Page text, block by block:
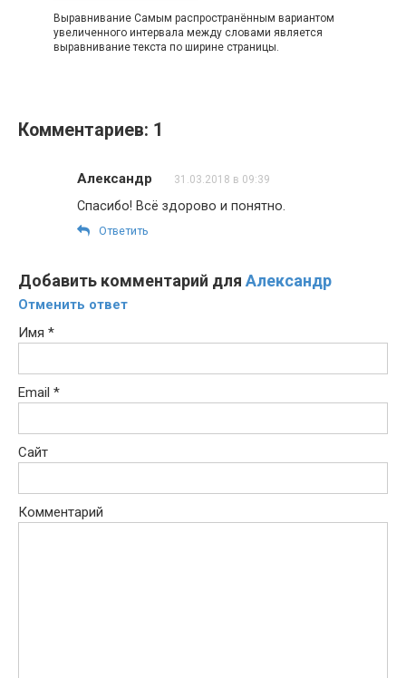
Выравнивание Самым распространённым вариантом
увеличенного интервала между словами является
выравнивание текста по ширине страницы.
Комментариев: 1
Александр 31.03.2018 в 09:39
Спасибо! Всё здорово и понятно.
Ответить
Добавить комментарий для Александр
Отменить ответ
Имя *
Email *
Сайт
Комментарий